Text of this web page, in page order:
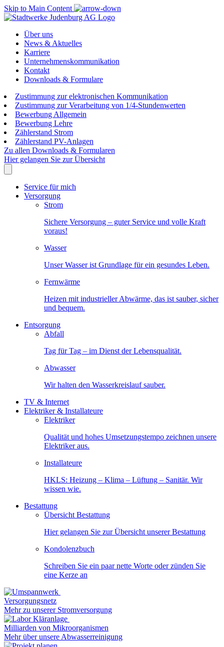
Skip to Main Content
Über uns
News & Aktuelles
Karriere
Unternehmenskommunikation
Kontakt
Downloads & Formulare
Zustimmung zur elektronischen Kommunikation
Zustimmung zur Verarbeitung von 1/4-Stundenwerten
Bewerbung Allgemein
Bewerbung Lehre
Zählerstand Strom
Zählerstand PV-Anlagen
Zu allen Downloads & Formularen
Hier gelangen Sie zur Übersicht
Service für mich
Versorgung
Strom
Sichere Versorgung – guter Service und volle Kraft
voraus!
Wasser
Unser Wasser ist Grundlage für ein gesundes Leben.
Fernwärme
Heizen mit industrieller Abwärme, das ist sauber, sicher
und bequem.
Entsorgung
Abfall
Tag für Tag – im Dienst der Lebensqualität.
Abwasser
Wir halten den Wasserkreislauf sauber.
TV & Internet
Elektriker & Installateure
Elektriker
Qualität und hohes Umsetzungstempo zeichnen unsere
Elektriker aus.
Installateure
HKLS: Heizung – Klima – Lüftung – Sanitär. Wir
wissen wie.
Bestattung
Übersicht Bestattung
Hier gelangen Sie zur Übersicht unserer Bestattung
Kondolenzbuch
Schreiben Sie ein paar nette Worte oder zünden Sie
eine Kerze an
Versorgungsnetz
Mehr zu unserer Stromversorgung
Milliarden von Mikroorganismen
Mehr über unsere Abwasserreinigung